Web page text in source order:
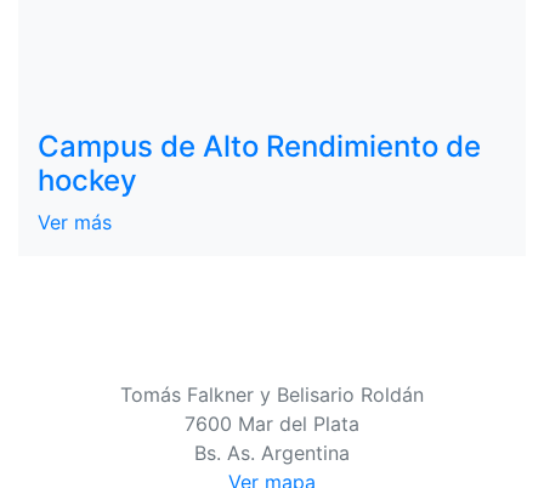
Campus de Alto Rendimiento de
hockey
Ver más
Tomás Falkner y Belisario Roldán
7600 Mar del Plata
Bs. As. Argentina
Ver mapa